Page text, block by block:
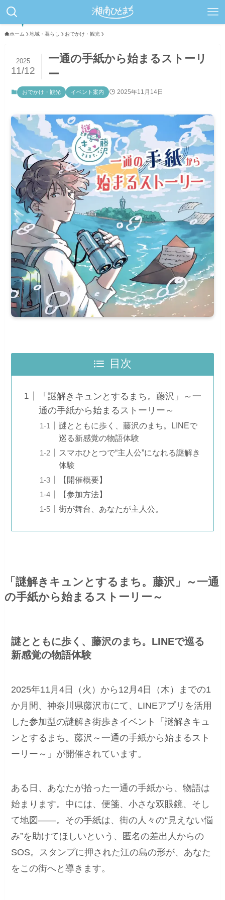
ホーム 地域・暮らし おでかけ・観光
一通の手紙から始まるストーリ
ー
2025
11/12
おでかけ・観光 イベント案内 2025年11月14日
目次
「謎解きキュンとするまち。藤沢」～一
通の手紙から始まるストーリー～
謎とともに歩く、藤沢のまち。LINEで
巡る新感覚の物語体験
スマホひとつで“主人公”になれる謎解き
体験
【開催概要】
【参加方法】
街が舞台、あなたが主人公。
「謎解きキュンとするまち。藤沢」～一通
の手紙から始まるストーリー～
謎とともに歩く、藤沢のまち。LINEで巡る
新感覚の物語体験
2025年11月4日（火）から12月4日（木）までの1
か月間、神奈川県藤沢市にて、LINEアプリを活用
した参加型の謎解き街歩きイベント「謎解きキュ
ンとするまち。藤沢～一通の手紙から始まるスト
ーリー～」が開催されています。
ある日、あなたが拾った一通の手紙から、物語は
始まります。中には、便箋、小さな双眼鏡、そし
て地図――。その手紙は、街の人々の“見えない悩
み”を助けてほしいという、匿名の差出人からの
SOS。スタンプに押された江の島の形が、あなた
をこの街へと導きます。